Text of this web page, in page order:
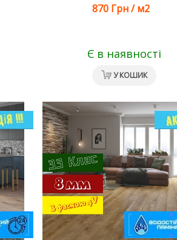
870 Грн /м2
Є в наявності
У КОШИК